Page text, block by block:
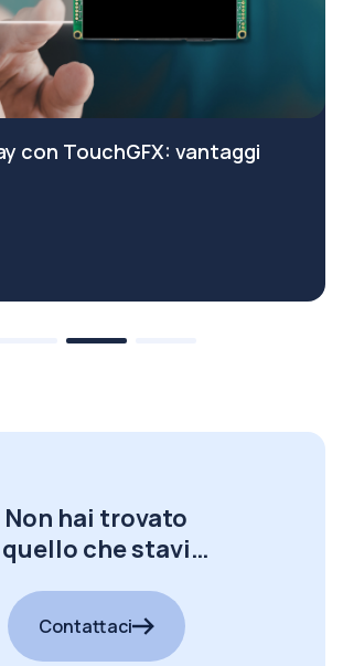
con TouchGFX: vantaggi
Non hai trovato
quello che stavi
Contattaci